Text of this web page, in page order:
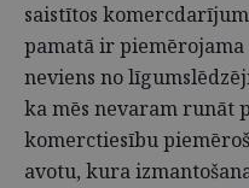
saistītos
pamatā ir
neviens no
ka mēs nevaram runāt
komerctiesību
avotu, kura